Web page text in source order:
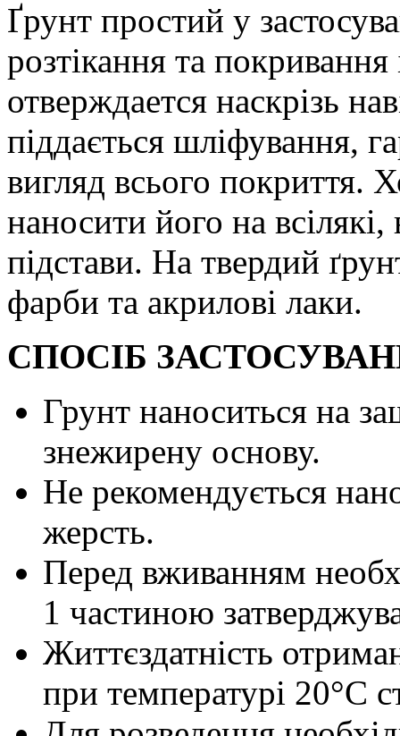
Ґрунт простий у
розтікання та
отверждается наскрізь
піддається шліфування,
вигляд всього покриття.
наносити його на всілякі,
підстави. На твердий
фарби та акрилові лаки.
СПОСІБ
Грунт наноситься на
знежирену основу.
Не рекомендується
жерсть.
Перед вживанням
1 частиною
Життєздатність
при температурі 20°С